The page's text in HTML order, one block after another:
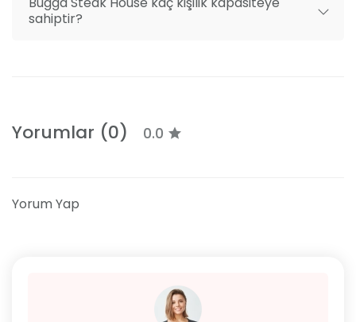
sahiptir?
Yorumlar (0) 0.0
Yorum Yap